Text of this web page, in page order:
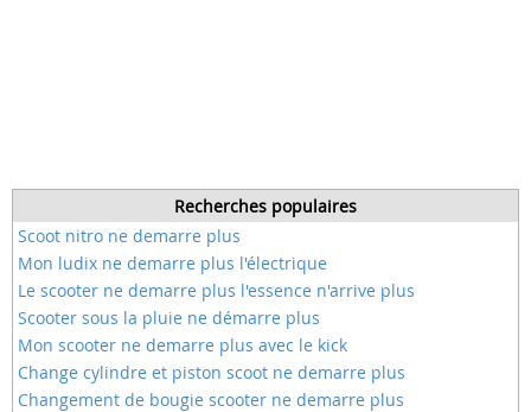
Recherches populaires
Scoot nitro ne demarre plus
Mon ludix ne demarre plus l'électrique
Le scooter ne demarre plus l'essence n'arrive plus
Scooter sous la pluie ne démarre plus
Mon scooter ne demarre plus avec le kick
Change cylindre et piston scoot ne demarre plus
Changement de bougie scooter ne demarre plus